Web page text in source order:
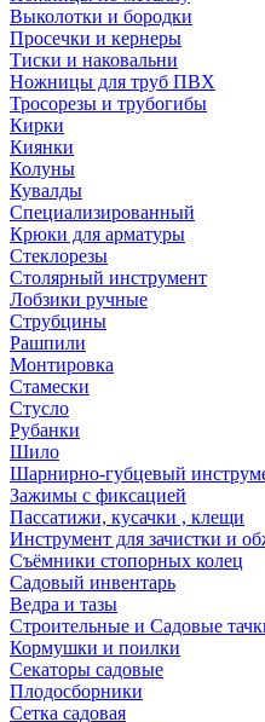
Выколотки и бородки
Просечки и кернеры
Тиски и наковальни
Ножницы для труб ПВХ
Тросорезы и трубогибы
Кирки
Киянки
Колуны
Кувалды
Специализированный
Крюки для арматуры
Стеклорезы
Столярный инструмент
Лобзики ручные
Струбцины
Рашпили
Монтировка
Стамески
Стусло
Рубанки
Шило
Шарнирно-губцевый
Зажимы с фиксацией
Пассатижи, кусачки , клещи
Инструмент для зачистки и
Съёмники стопорных колец
Садовый инвентарь
Ведра и тазы
Строительные и Садовые
Кормушки и поилки
Секаторы садовые
Плодосборники
Сетка садовая